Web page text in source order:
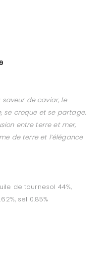
saveur de caviar, le
se croque et se partage.
entre terre et mer,
de terre et l’élégance
de tournesol 44%,
sel 0.85%